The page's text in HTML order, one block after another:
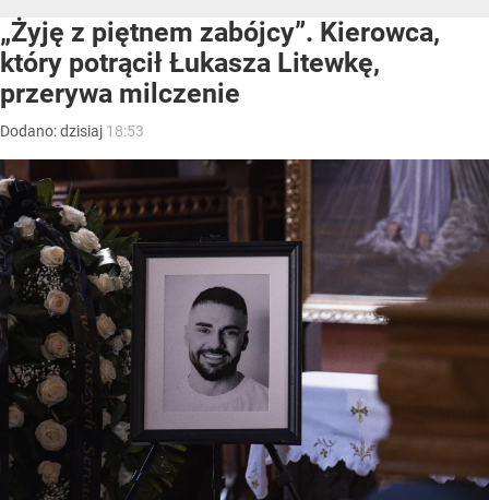
„Żyję z piętnem zabójcy”. Kierowca,
który potrącił Łukasza Litewkę,
przerywa milczenie
Dodano:dzisiaj 18:53